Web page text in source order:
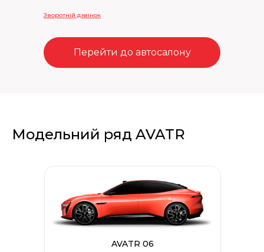
Перейти до автосалону
Зворотній дзвінок
Модельний ряд AVATR
AVATR 06